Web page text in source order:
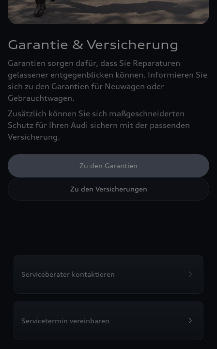
Garantie & Versicherung
Garantien sorgen dafür, dass Sie Reparaturen
gelassener entgegenblicken können. Informieren Sie
sich zu den Garantien für Neuwagen oder
Gebrauchtwagen.
Zusätzlich können Sie sich maßgeschneiderten
Schutz für Ihren Audi sichern mit der passenden
Versicherung.
Zu den Garantien
Zu den Versicherungen
Serviceberater kontaktieren
Servicetermin vereinbaren